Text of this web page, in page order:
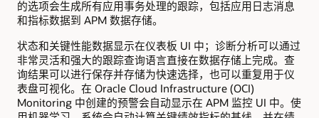
的选项会生成所有应用事务处理的跟踪，包括应用日志消息
和指标数据到 APM 数据存储。
状态和关键性能数据显示在仪表板 UI 中；诊断分析可以通过
非常灵活和强大的跟踪查询语言直接在数据存储上完成。查
询结果可以进行保存并存储为快速选择，也可以重复用于仪
表盘可视化。在 Oracle Cloud Infrastructure (OCI)
Monitoring 中创建的预警会自动显示在 APM 监控 UI 中。使